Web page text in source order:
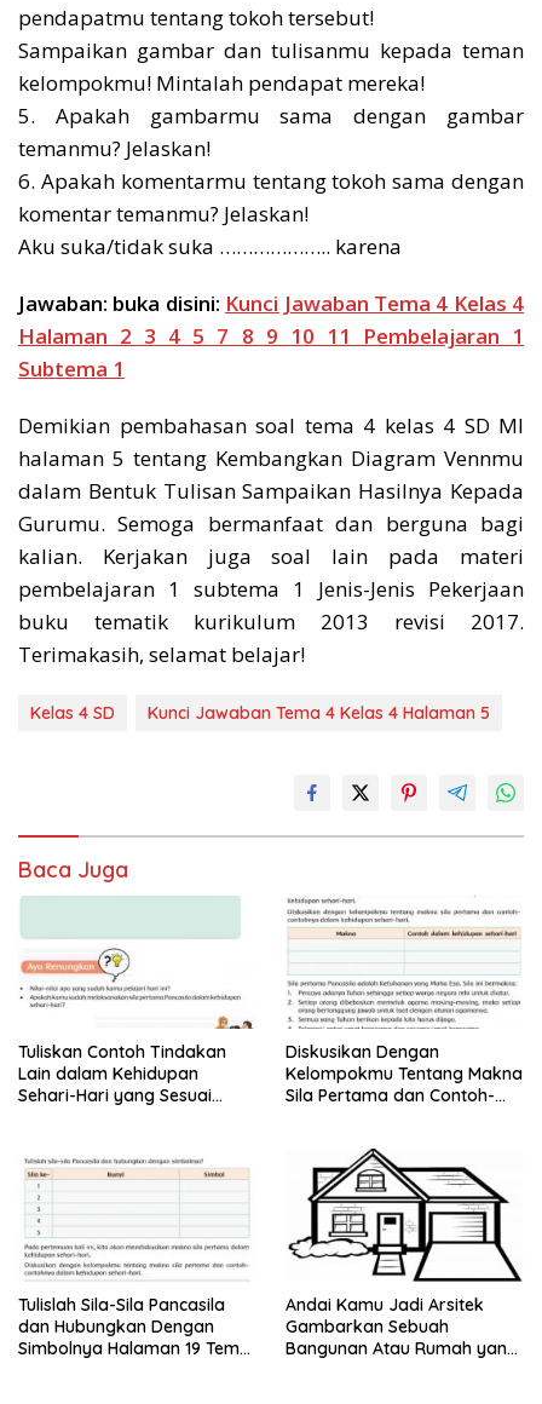
pendapatmu tentang tokoh tersebut!
Sampaikan gambar dan tulisanmu kepada teman
kelompokmu! Mintalah pendapat mereka!
5. Apakah gambarmu sama dengan gambar
temanmu? Jelaskan!
6. Apakah komentarmu tentang tokoh sama dengan
komentar temanmu? Jelaskan!
Aku suka/tidak suka ……………….. karena
Jawaban: buka disini: Kunci Jawaban Tema 4 Kelas 4
Halaman 2 3 4 5 7 8 9 10 11 Pembelajaran 1
Subtema 1
Demikian pembahasan soal tema 4 kelas 4 SD MI
halaman 5 tentang Kembangkan Diagram Vennmu
dalam Bentuk Tulisan Sampaikan Hasilnya Kepada
Gurumu. Semoga bermanfaat dan berguna bagi
kalian. Kerjakan juga soal lain pada materi
pembelajaran 1 subtema 1 Jenis-Jenis Pekerjaan
buku tematik kurikulum 2013 revisi 2017.
Terimakasih, selamat belajar!
Kelas 4 SD Kunci Jawaban Tema 4 Kelas 4 Halaman 5
Baca Juga
Tuliskan Contoh Tindakan
Lain dalam Kehidupan
Sehari-Hari yang Sesuai
Diskusikan Dengan
Kelompokmu Tentang Makna
Sila Pertama dan Contoh-
Tulislah Sila-Sila Pancasila
dan Hubungkan Dengan
Simbolnya Halaman 19 Tema
Andai Kamu Jadi Arsitek
Gambarkan Sebuah
Bangunan Atau Rumah yang